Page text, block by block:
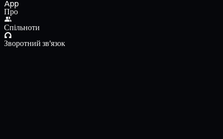
App
Про
Спільноти
Зворотний зв'язок